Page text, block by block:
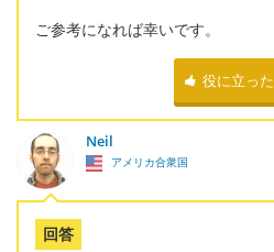
ご参考になれば幸いです。
役に立った
Neil
アメリカ合衆国
回答